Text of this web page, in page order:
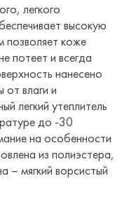
легкого
высокую
позволяет коже
потеет и всегда
нанесено
влаги и
легкий утеплитель
до -30
на особенности
из полиэстера,
– мягкий ворсистый